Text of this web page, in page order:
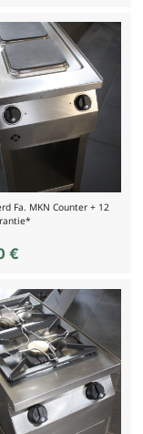
Fa. MKN Counter + 12
€